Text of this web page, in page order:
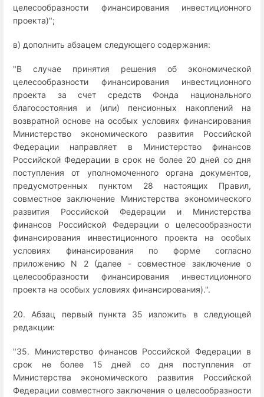
целесообразности финансирования инвестиционного
проекта)";
в) дополнить абзацем следующего содержания:
"В случае принятия решения об экономической
целесообразности финансирования инвестиционного
проекта за счет средств Фонда национального
благосостояния и (или) пенсионных накоплений на
возвратной основе на особых условиях финансирования
Министерство экономического развития Российской
Федерации направляет в Министерство финансов
Российской Федерации в срок не более 20 дней со дня
поступления от уполномоченного органа документов,
предусмотренных пунктом 28 настоящих Правил,
совместное заключение Министерства экономического
развития Российской Федерации и Министерства
финансов Российской Федерации о целесообразности
финансирования инвестиционного проекта на особых
условиях финансирования по форме согласно
приложению N 2 (далее - совместное заключение о
целесообразности финансирования инвестиционного
проекта на особых условиях финансирования).".
20. Абзац первый пункта 35 изложить в следующей
редакции:
"35. Министерство финансов Российской Федерации в
срок не более 15 дней со дня поступления от
Министерства экономического развития Российской
Федерации совместного заключения о целесообразности